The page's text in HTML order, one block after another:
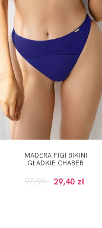
MADERA FIGI BIKINI
GŁADKIE CHABER
97,99 29,40 zł